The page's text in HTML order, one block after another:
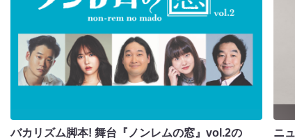
バカリズム脚本! 舞台『ノンレムの窓』vol.2の
ニ